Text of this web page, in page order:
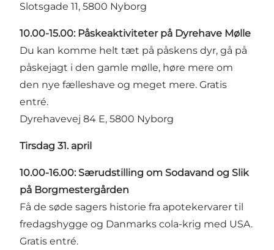
Slotsgade 11, 5800 Nyborg
10.00-15.00: Påskeaktiviteter på Dyrehave Mølle
Du kan komme helt tæt på påskens dyr, gå på
påskejagt i den gamle mølle, høre mere om
den nye fælleshave og meget mere. Gratis
entré.
Dyrehavevej 84 E, 5800 Nyborg
Tirsdag 31. april
10.00-16.00: Særudstilling om Sodavand og Slik
på Borgmestergården
Få de søde sagers historie fra apotekervarer til
fredagshygge og Danmarks cola-krig med USA.
Gratis entré.